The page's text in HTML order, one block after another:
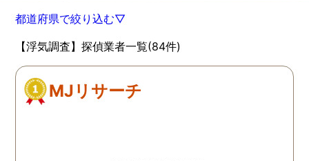
都道府県で絞り込む▽
【浮気調査】探偵業者一覧(84件)
MJリサーチ